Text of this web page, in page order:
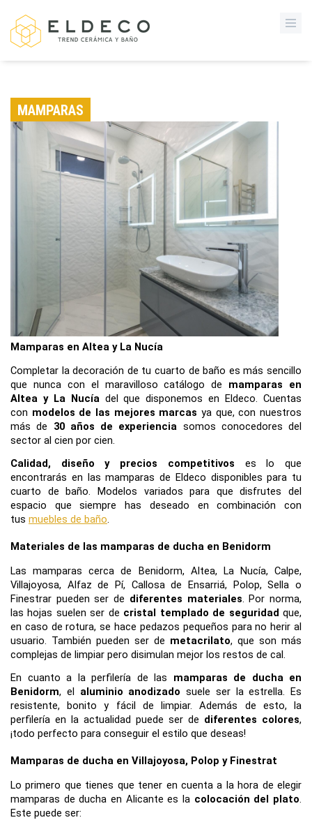
MAMPARAS
Mamparas en Altea y La Nucía
Completar la decoración de tu cuarto de baño es más sencillo
que nunca con el maravilloso catálogo de mamparas en
Altea y La Nucía del que disponemos en Eldeco. Cuentas
con modelos de las mejores marcas ya que, con nuestros
más de 30 años de experiencia somos conocedores del
sector al cien por cien.
Calidad, diseño y precios competitivos es lo que
encontrarás en las mamparas de Eldeco disponibles para tu
cuarto de baño. Modelos variados para que disfrutes del
espacio que siempre has deseado en combinación con
tus muebles de baño.
Materiales de las mamparas de ducha en Benidorm
Las mamparas cerca de Benidorm, Altea, La Nucía, Calpe,
Villajoyosa, Alfaz de Pí, Callosa de Ensarriá, Polop, Sella o
Finestrar pueden ser de diferentes materiales. Por norma,
las hojas suelen ser de cristal templado de seguridad que,
en caso de rotura, se hace pedazos pequeños para no herir al
usuario. También pueden ser de metacrilato, que son más
complejas de limpiar pero disimulan mejor los restos de cal.
En cuanto a la perfilería de las mamparas de ducha en
Benidorm, el aluminio anodizado suele ser la estrella. Es
resistente, bonito y fácil de limpiar. Además de esto, la
perfilería en la actualidad puede ser de diferentes colores,
¡todo perfecto para conseguir el estilo que deseas!
Mamparas de ducha en Villajoyosa, Polop y Finestrat
Lo primero que tienes que tener en cuenta a la hora de elegir
mamparas de ducha en Alicante es la colocación del plato.
Este puede ser: